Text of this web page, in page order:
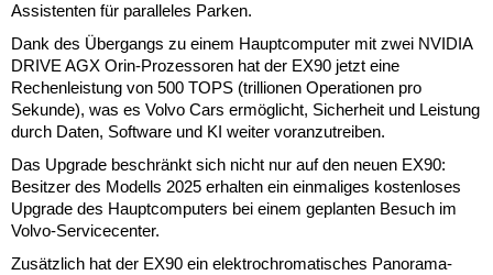
Assistenten für paralleles Parken.
Dank des Übergangs zu einem Hauptcomputer mit zwei NVIDIA
DRIVE AGX Orin-Prozessoren hat der EX90 jetzt eine
Rechenleistung von 500 TOPS (trillionen Operationen pro
Sekunde), was es Volvo Cars ermöglicht, Sicherheit und Leistung
durch Daten, Software und KI weiter voranzutreiben.
Das Upgrade beschränkt sich nicht nur auf den neuen EX90:
Besitzer des Modells 2025 erhalten ein einmaliges kostenloses
Upgrade des Hauptcomputers bei einem geplanten Besuch im
Volvo-Servicecenter.
Zusätzlich hat der EX90 ein elektrochromatisches Panorama-